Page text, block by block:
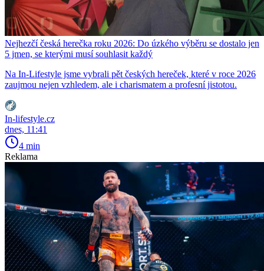
Nejhezčí česká herečka roku 2026: Do úzkého výběru se dostalo jen
5 jmen, se kterými musí souhlasit každý
Na In-Lifestyle jsme vybrali pět českých hereček, které v roce 2026
zaujmou nejen vzhledem, ale i charismatem a profesní jistotou.
In-lifestyle.cz
dnes, 11:41
4 min
Reklama